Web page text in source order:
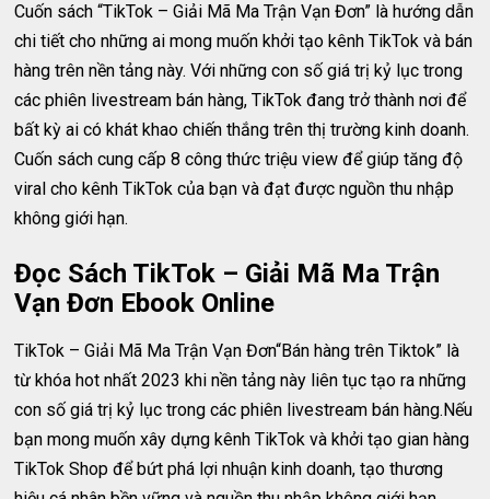
Cuốn sách “TikTok – Giải Mã Ma Trận Vạn Đơn” là hướng dẫn
chi tiết cho những ai mong muốn khởi tạo kênh TikTok và bán
hàng trên nền tảng này. Với những con số giá trị kỷ lục trong
các phiên livestream bán hàng, TikTok đang trở thành nơi để
bất kỳ ai có khát khao chiến thắng trên thị trường kinh doanh.
Cuốn sách cung cấp 8 công thức triệu view để giúp tăng độ
viral cho kênh TikTok của bạn và đạt được nguồn thu nhập
không giới hạn.
Đọc Sách TikTok – Giải Mã Ma Trận
Vạn Đơn Ebook Online
TikTok – Giải Mã Ma Trận Vạn Đơn“Bán hàng trên Tiktok” là
từ khóa hot nhất 2023 khi nền tảng này liên tục tạo ra những
con số giá trị kỷ lục trong các phiên livestream bán hàng.Nếu
bạn mong muốn xây dựng kênh TikTok và khởi tạo gian hàng
TikTok Shop để bứt phá lợi nhuận kinh doanh, tạo thương